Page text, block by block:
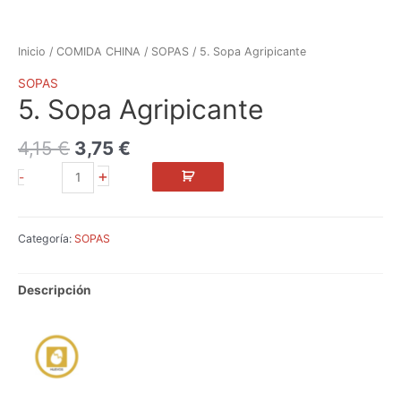
Inicio / COMIDA CHINA / SOPAS / 5. Sopa Agripicante
SOPAS
5. Sopa Agripicante
4,15€ 3,75 €
- +
Categoría: SOPAS
Descripción